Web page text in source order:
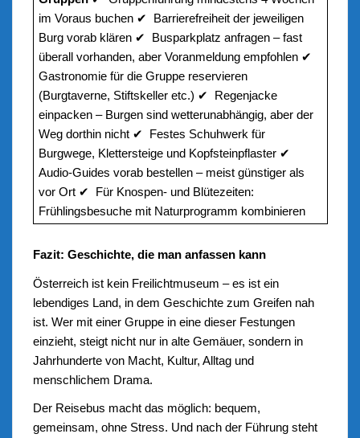
im Voraus buchen ✔ Barrierefreiheit der jeweiligen
Burg vorab klären ✔ Busparkplatz anfragen – fast
überall vorhanden, aber Voranmeldung empfohlen ✔
Gastronomie für die Gruppe reservieren
(Burgtaverne, Stiftskeller etc.) ✔ Regenjacke
einpacken – Burgen sind wetterunabhängig, aber der
Weg dorthin nicht ✔ Festes Schuhwerk für
Burgwege, Klettersteige und Kopfsteinpflaster ✔
Audio-Guides vorab bestellen – meist günstiger als
vor Ort ✔ Für Knospen- und Blütezeiten:
Frühlingsbesuche mit Naturprogramm kombinieren
Fazit: Geschichte, die man anfassen kann
Österreich ist kein Freilichtmuseum – es ist ein
lebendiges Land, in dem Geschichte zum Greifen nah
ist. Wer mit einer Gruppe in eine dieser Festungen
einzieht, steigt nicht nur in alte Gemäuer, sondern in
Jahrhunderte von Macht, Kultur, Alltag und
menschlichem Drama.
Der Reisebus macht das möglich: bequem,
gemeinsam, ohne Stress. Und nach der Führung steht